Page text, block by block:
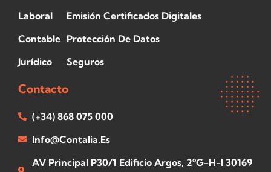
Laboral
Contable
Jurídico
Emisión Certificados Digitales
Protección De Datos
Seguros
Contacto
(+34) 868 075 000
Info@contalia.es
AV Principal P30/1 Edificio Argos, 2ºG-H-I 30169